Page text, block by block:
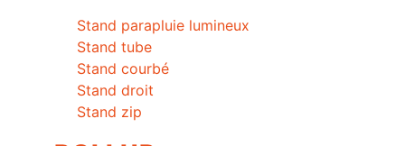
Stand parapluie lumineux
Stand tube
Stand courbé
Stand droit
Stand zip